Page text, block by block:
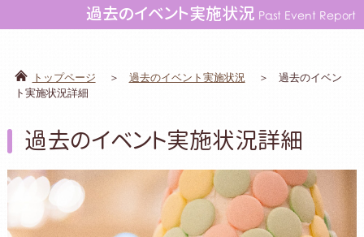
過去のイベント実施状況 Past Event Report
トップページ 過去のイベント実施状況
過去のイベン
ト実施状況詳細
過去のイベント実施状況詳細